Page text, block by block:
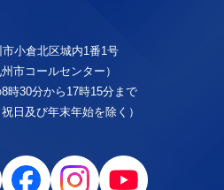
小倉北区城内1番1号
市コールセンター）
時30分から17時15分まで
日及び年末年始を除く）